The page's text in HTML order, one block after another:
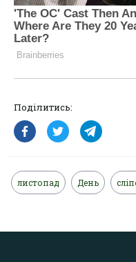
Поділитись:
листопад День